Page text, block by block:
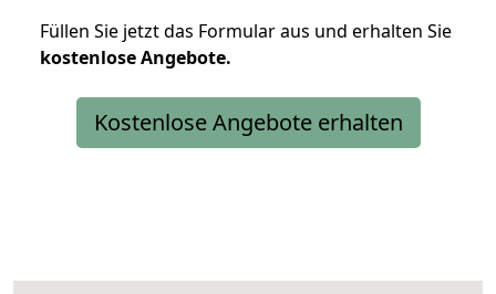
Füllen Sie jetzt das Formular aus und erhalten Sie
kostenloseAngebote.
Kostenlose Angebote erhalten